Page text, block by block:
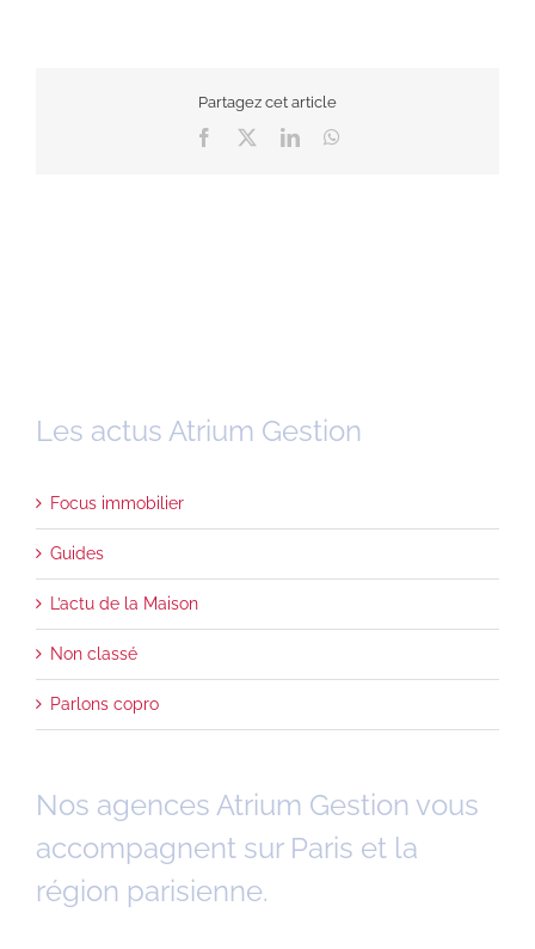
Partagez cet article
Facebook LinkedIn
Les actus Atrium Gestion
Focus immobilier
Guides
L’actu de la Maison
Non classé
Parlons copro
Nos agences Atrium Gestion vous
accompagnent sur Paris et la
région parisienne.